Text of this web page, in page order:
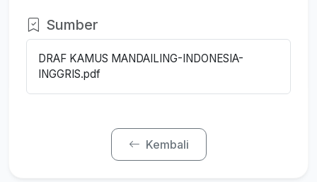
Sumber
DRAF KAMUS MANDAILING-INDONESIA-
INGGRIS.pdf
Kembali